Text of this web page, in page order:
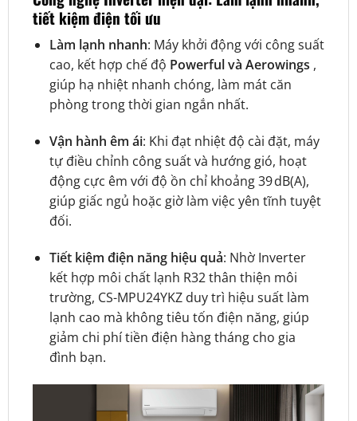
tiết kiệm điện tối ưu
Làm lạnh nhanh: Máy khởi động với công suất
cao, kết hợp chế độ Powerful và Aerowings ,
giúp hạ nhiệt nhanh chóng, làm mát căn
phòng trong thời gian ngắn nhất.
Vận hành êm ái: Khi đạt nhiệt độ cài đặt, máy
tự điều chỉnh công suất và hướng gió, hoạt
động cực êm với độ ồn chỉ khoảng 39 dB(A),
giúp giấc ngủ hoặc giờ làm việc yên tĩnh tuyệt
đối.
Tiết kiệm điện năng hiệu quả: Nhờ Inverter
kết hợp môi chất lạnh R32 thân thiện môi
trường, CS-MPU24YKZ duy trì hiệu suất làm
lạnh cao mà không tiêu tốn điện năng, giúp
giảm chi phí tiền điện hàng tháng cho gia
đình bạn.